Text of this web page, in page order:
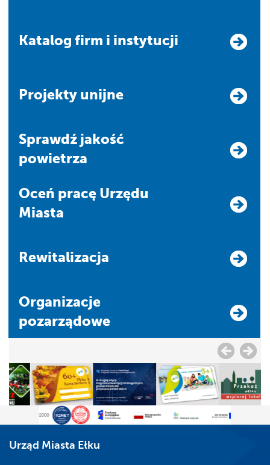
Katalog firm i instytucji
Projekty unijne
Sprawdź jakość
powietrza
Oceń pracę Urzędu
Miasta
Rewitalizacja
Organizacje
pozarządowe
Urząd Miasta Ełku